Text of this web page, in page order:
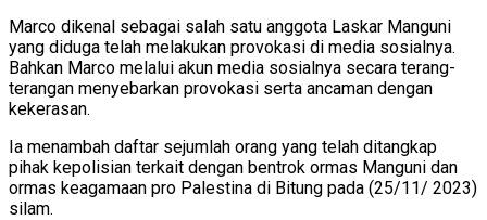
Marco dikenal sebagai salah satu anggota Laskar Manguni
yang diduga telah melakukan provokasi di media sosialnya.
Bahkan Marco melalui akun media sosialnya secara terang-
terangan menyebarkan provokasi serta ancaman dengan
kekerasan.
Ia menambah daftar sejumlah orang yang telah ditangkap
pihak kepolisian terkait dengan bentrok ormas Manguni dan
ormas keagamaan pro Palestina di Bitung pada (25/11/ 2023)
silam.